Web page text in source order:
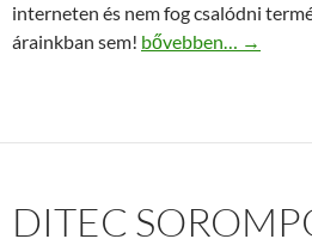
interneten és nem fog csalódni
árainkban sem! Minőségi motorolaj
bővebben… →
DITEC